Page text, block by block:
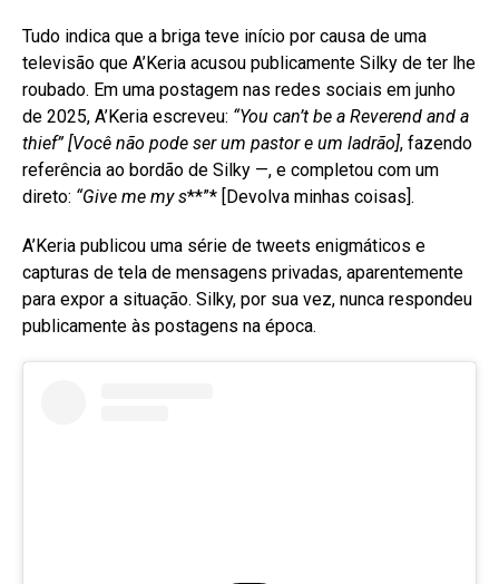
Tudo indica que a briga teve início por causa de uma
televisão que A’Keria acusou publicamente Silky de ter lhe
roubado. Em uma postagem nas redes sociais em junho
de 2025, A’Keria escreveu: “You can’t be a Reverend and a
thief”[Você não pode ser um pastor e um ladrão], fazendo
referência ao bordão de Silky —, e completou com um
direto: “Give me my s**”* [Devolva minhas coisas] .
A’Keria publicou uma série de tweets enigmáticos e
capturas de tela de mensagens privadas, aparentemente
para expor a situação. Silky, por sua vez, nunca respondeu
publicamente às postagens na época.